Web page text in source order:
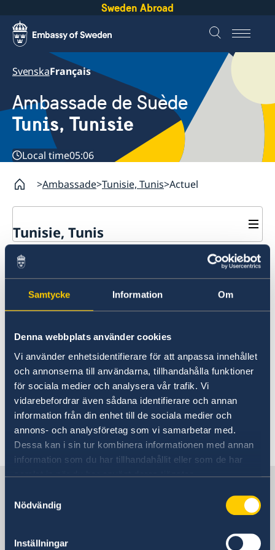
Samtycke Information Om
Denna webbplats använder cookies
Vi använder enhetsidentifierare för att anpassa innehållet
och annonserna till användarna, tillhandahålla funktioner
för sociala medier och analysera vår trafik. Vi
vidarebefordrar även sådana identifierare och annan
information från din enhet till de sociala medier och
annons- och analysföretag som vi samarbetar med.
Dessa kan i sin tur kombinera informationen med annan
information som du har tillhandahållit eller som de har
samlat in när du har använt deras tjänster.
Nödvändig
Inställningar
Sweden Abroad
SvenskaFrançais
Ambassade de Suède
Tunis, Tunisie
Local time05:06
Ambassade Tunisie, Tunis Actuel
Tunisie, Tunis
Contact
A propos de nous
Actuel
Horaires d'ouverture
Actuel
Validité du passeport suédois
Nous attirons l'attention sur le fait qu'à partir
du 1er janvier 2025, pour entrer en Tunisie,
votre passeport suédois doit être valide
pendant au moins trois mois à compter de la
date de votre entrée en Tunisie.
Dernière mise à jour 27 déc. 2024